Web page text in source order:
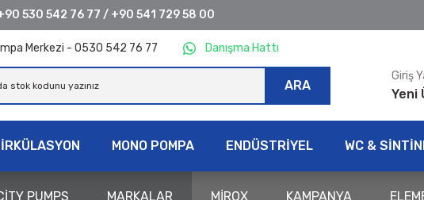
530 542 76 77 / +90 541 729 58 00
Merkezi - 0530 542 76 77 Danışma Hattı
ARA
Giriş
Yeni
MONO POMPA ENDÜSTRİYEL WC &
PUMPS MARKALAR MİROX KAMPANYA